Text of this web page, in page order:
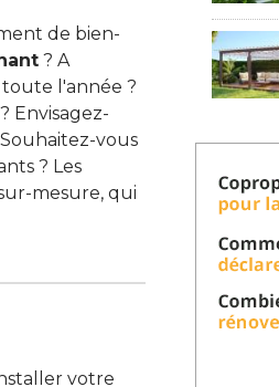
de bien-
? A
l'année ?
? Envisagez-
vous
? Les
mesure, qui
votre